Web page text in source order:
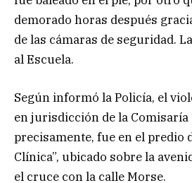
demorado horas después
de las cámaras de seguridad.
al Escuela.
Según informó la Policía, el
en jurisdicción de la Comisaría
precisamente, fue en el predio
Clínica”, ubicado sobre la
el cruce con la calle Morse.